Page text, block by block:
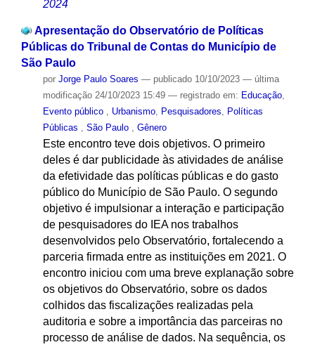
2024
Apresentação do Observatório de Políticas
Públicas do Tribunal de Contas do Município de
São Paulo
por Jorge Paulo Soares — publicado10/10/2023 — última
modificação24/10/2023 15:49 — registrado em: Educação,
Evento público , Urbanismo, Pesquisadores, Políticas
Públicas , São Paulo , Gênero
Este encontro teve dois objetivos. O primeiro
deles é dar publicidade às atividades de análise
da efetividade das políticas públicas e do gasto
público do Município de São Paulo. O segundo
objetivo é impulsionar a interação e participação
de pesquisadores do IEA nos trabalhos
desenvolvidos pelo Observatório, fortalecendo a
parceria firmada entre as instituições em 2021. O
encontro iniciou com uma breve explanação sobre
os objetivos do Observatório, sobre os dados
colhidos das fiscalizações realizadas pela
auditoria e sobre a importância das parceiras no
processo de análise de dados. Na sequência, os